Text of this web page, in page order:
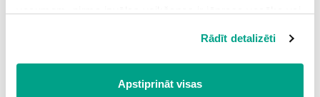
Spiežot uz pogas “Apstiprināt visas”, Jūs piekrītat visām
sīkdatnēm, kas atrodas šajā tīmekļa vietnē, ieskaitot
trešo pušu mārketinga sīkdatnes. Spiežot uz pogas
Rādīt detalizēti
Apstiprināt visas
14.
Grūtības pakāpe: zema
1,5